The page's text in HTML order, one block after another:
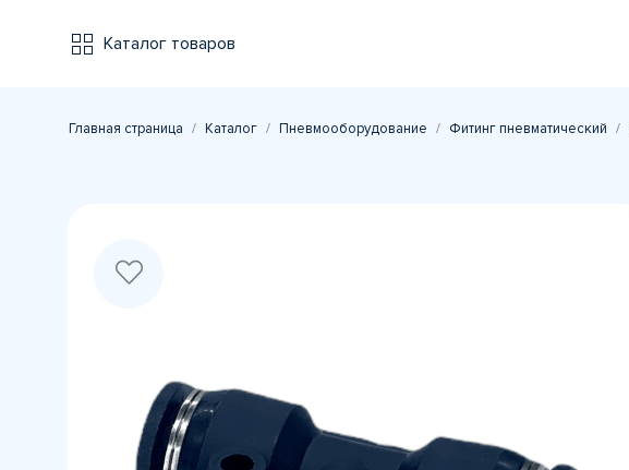
Каталог товаров
Главная страница Каталог Пневмооборудование Фитинг пневматический